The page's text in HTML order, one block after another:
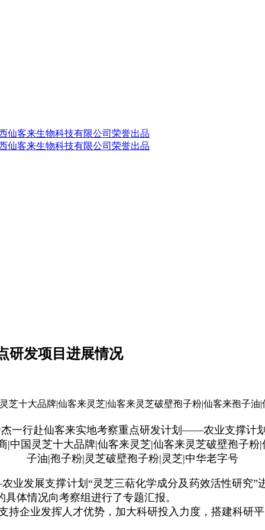
研发项目进展情况
一行赴仙客来实地考察重点研发计划——农业支撑计
业发展支撑计划“灵芝三萜化学成分及药效活性研究
体情况向考察组进行了专题汇报。
企业发挥人才优势，加大科研投入力度，搭建科研